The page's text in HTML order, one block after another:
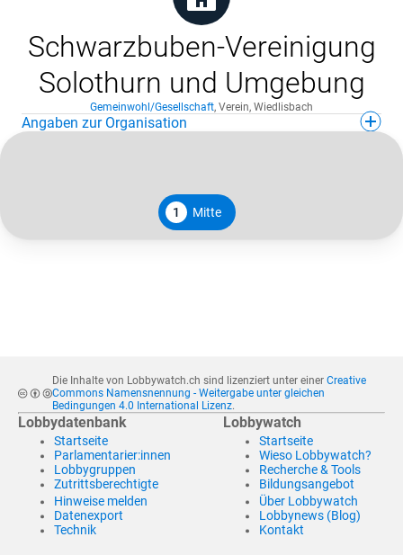
Schwarzbuben-Vereinigung
Solothurn und Umgebung
Gemeinwohl/Gesellschaft, Verein, Wiedlisbach
Angaben zur Organisation
1 Mitte
Die Inhalte von Lobbywatch.ch sind lizenziert unter einer Creative
Commons Namensnennung - Weitergabe unter gleichen
Bedingungen 4.0 International Lizenz.
Lobbydatenbank
Startseite
Parlamentarier:innen
Lobbygruppen
Zutrittsberechtigte
Hinweise melden
Datenexport
Technik
Lobbywatch
Startseite
Wieso Lobbywatch?
Recherche & Tools
Bildungsangebot
Über Lobbywatch
Lobbynews (Blog)
Kontakt